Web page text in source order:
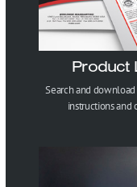
Product
Search and
instructions and